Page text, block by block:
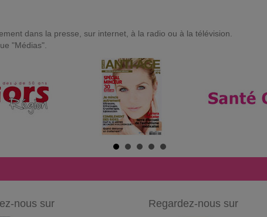
dans la presse, sur internet, à la radio ou à la télévision.
"Médias".
nous sur Regardez-nous sur